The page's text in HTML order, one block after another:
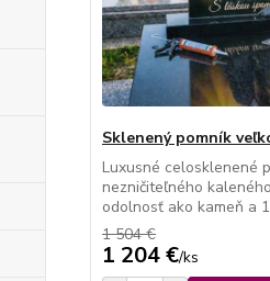
Sklenený pomník
Luxusné celosklenené
nezničiteľného
odolnosť ako kameň a
1 504 €
1 204 €/ks